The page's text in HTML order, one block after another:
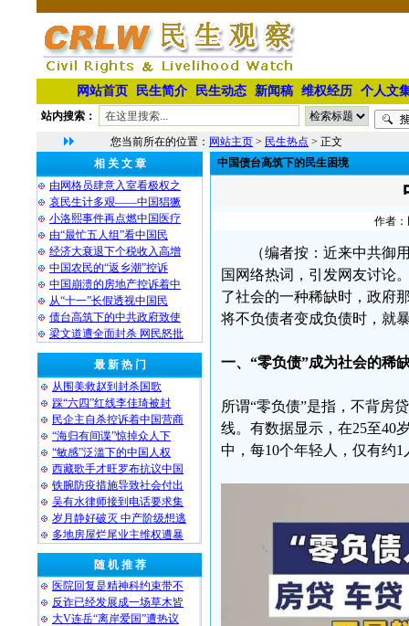
网站首页 民生简介 民生动态 新闻稿 维权经历 个人文
站内搜索：
您当前所在的位置： 网站主页 > 民生热点 > 正文
相 关 文 章
由网格员肆意入室看极权之
哀民生计多艰——中国猖獗
小洛熙事件再点燃中国医疗
由“最忙五人组”看中国民
经济大衰退下个税收入高增
中国农民的“返乡潮”控诉
中国崩溃的房地产控诉着中
从“十一”长假透视中国民
债台高筑下的中共政府致使
梁文道遭全面封杀 网民怒批
最 新 热 门
从围美救赵到封杀国歌
踩“六四”红线李佳琦被封
民企主自杀控诉着中国营商
“海归有间谍”惊掉众人下
“敏感”泛滥下的中国人权
西藏歌手才旺罗布抗议中国
铁腕防疫措施导致社会付出
吴有水律师接到电话要求集
岁月静好破灭 中产阶级想逃
多地房屋烂尾业主维权遭暴
随 机 推 荐
医院回复是精神科约束带不
反诈已经发展成一场草木皆
大V连岳“离岸爱国”遭热议
中国债台高筑下的民生困境
作者：
（编者按：近来中共御
国网络热词，引发网友讨论
了社会的一种稀缺时，政府
将不负债者变成负债时，就
一、“零负债”成为社会的稀
所谓“零负债”是指，不背房
线。有数据显示，在25至40
中，每10个年轻人，仅有约